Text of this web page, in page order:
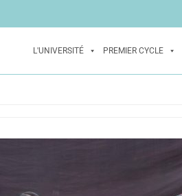
L'UNIVERSITÉ PREMIER CYCLE